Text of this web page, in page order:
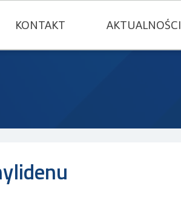
TECHNICZNE
AKTUALNOŚCI
KONTAKT